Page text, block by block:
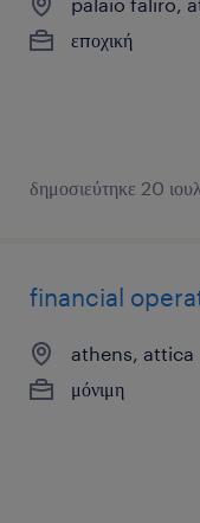
εποχική
δημοσιεύτηκε 20
financial
athens, attica
μόνιμη